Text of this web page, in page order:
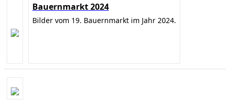
Bauernmarkt 2024
Bilder vom 19. Bauernmarkt im Jahr 2024.